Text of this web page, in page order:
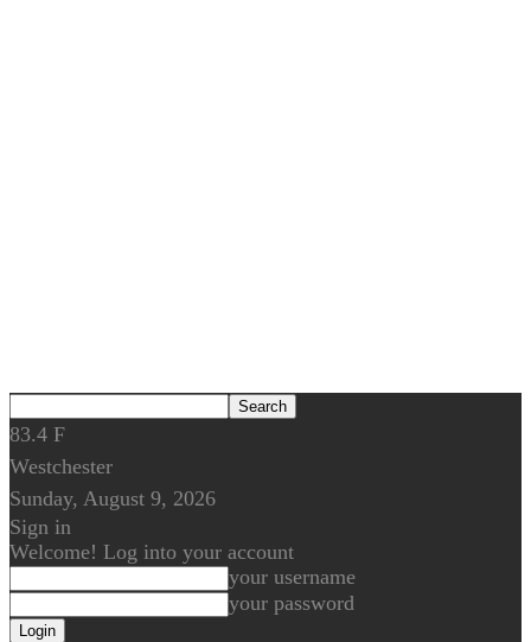
83.4 F
Westchester
Sunday, August 9, 2026
Sign in
Welcome! Log into your account
your username
your password